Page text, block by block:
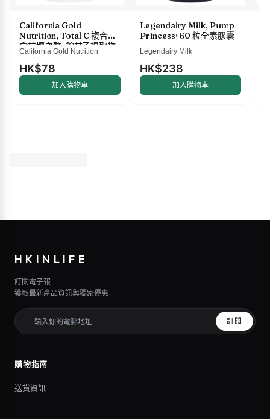
California Gold
Nutrition, Total C 複合物，
含抗壞血酸、餘甘子提取物、
柑橘生物類黃酮和玫瑰果提
取物，500 毫克，60 粒素食
膠囊
California Gold Nutrition
HK$78
加入購物車
Legendairy Milk, Pump
Princess，60 粒全素膠囊
Legendairy Milk
HK$238
加入購物車
HKINLIFE
訂閱電子報
獲取最新產品資訊與獨家優惠
訂閱
購物指南
送貨資訊